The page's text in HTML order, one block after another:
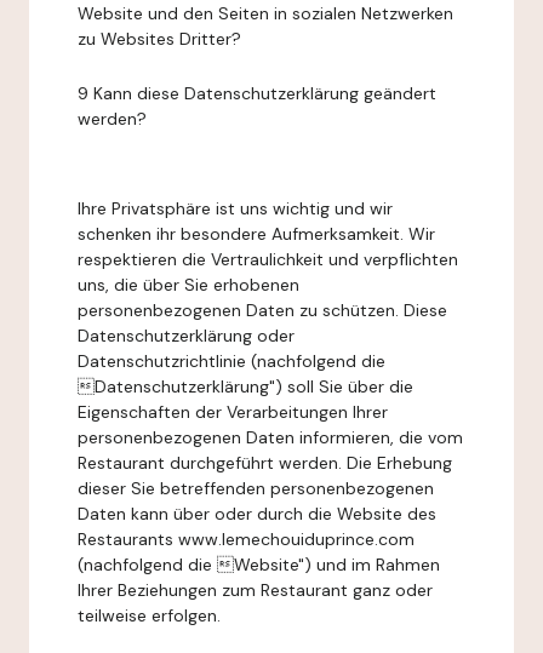
Website und den Seiten in sozialen Netzwerken
zu Websites Dritter?
9 Kann diese Datenschutzerklärung geändert
werden?
Ihre Privatsphäre ist uns wichtig und wir
schenken ihr besondere Aufmerksamkeit. Wir
respektieren die Vertraulichkeit und verpflichten
uns, die über Sie erhobenen
personenbezogenen Daten zu schützen. Diese
Datenschutzerklärung oder
Datenschutzrichtlinie (nachfolgend die
Datenschutzerklärung") soll Sie über die
Eigenschaften der Verarbeitungen Ihrer
personenbezogenen Daten informieren, die vom
Restaurant durchgeführt werden. Die Erhebung
dieser Sie betreffenden personenbezogenen
Daten kann über oder durch die Website des
Restaurants www.lemechouiduprince.com
(nachfolgend die Website") und im Rahmen
Ihrer Beziehungen zum Restaurant ganz oder
teilweise erfolgen.